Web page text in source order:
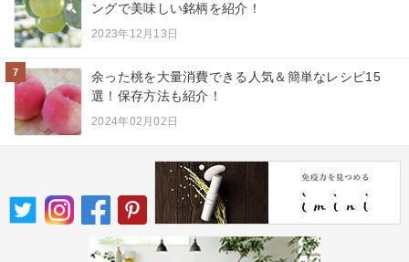
ングで美味しい銘柄を紹介！
2023年12月13日
7
余った桃を大量消費できる人気＆簡単なレシピ15
選！保存方法も紹介！
2024年02月02日